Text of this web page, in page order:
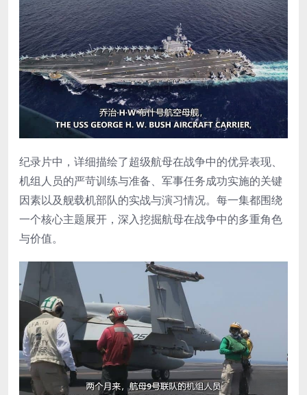
纪录片中，详细描绘了超级航母在战争中的优异表现、
机组人员的严苛训练与准备、军事任务成功实施的关键
因素以及舰载机部队的实战与演习情况。每一集都围绕
一个核心主题展开，深入挖掘航母在战争中的多重角色
与价值。